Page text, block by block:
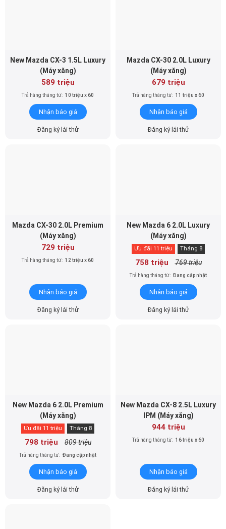
New Mazda CX-3 1.5L Luxury
(Máy xăng)
589 triệu
Trả hàng tháng từ: 10 triệu x 60
Nhận báo giá
Đăng ký lái thử
Mazda CX-30 2.0L Luxury
(Máy xăng)
679 triệu
Trả hàng tháng từ: 11 triệu x 60
Nhận báo giá
Đăng ký lái thử
Mazda CX-30 2.0L Premium
(Máy xăng)
729 triệu
Trả hàng tháng từ: 12 triệu x 60
Nhận báo giá
Đăng ký lái thử
New Mazda 6 2.0L Luxury
(Máy xăng)
Ưu đãi 11 triệu Tháng 8
758 triệu 769 triệu
Trả hàng tháng từ: Đang cập nhật
Nhận báo giá
Đăng ký lái thử
New Mazda 6 2.0L Premium
(Máy xăng)
Ưu đãi 11 triệu Tháng 8
798 triệu 809 triệu
Trả hàng tháng từ: Đang cập nhật
Nhận báo giá
Đăng ký lái thử
New Mazda CX-8 2.5L Luxury
IPM (Máy xăng)
944 triệu
Trả hàng tháng từ: 16 triệu x 60
Nhận báo giá
Đăng ký lái thử